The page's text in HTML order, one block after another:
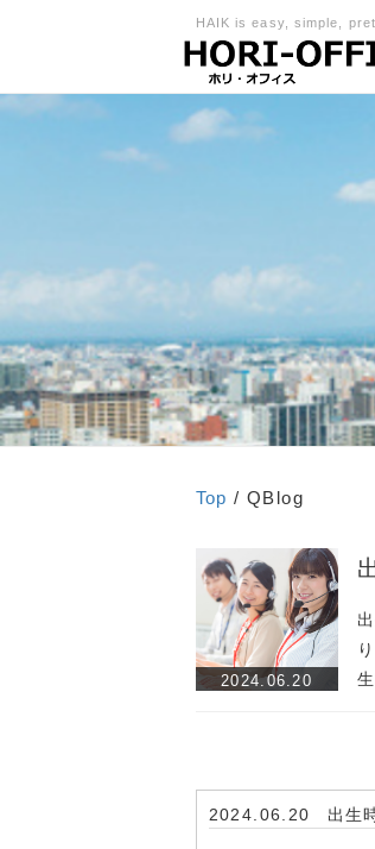
HAIK is easy, simple,
Top / QBlog
2024.06.20
2024.06.20 出生